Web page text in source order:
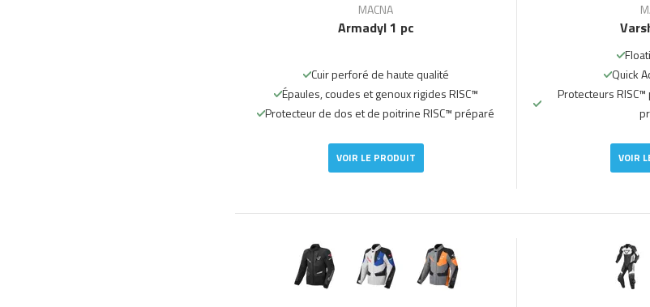
MACNA
Armadyl 1 pc
Cuir perforé de haute qualité
Épaules, coudes et genoux rigides RISC™
Protecteur de dos et de poitrine RISC™ préparé
VOIR LE PRODUIT
Quick
Protecteurs
VOIR